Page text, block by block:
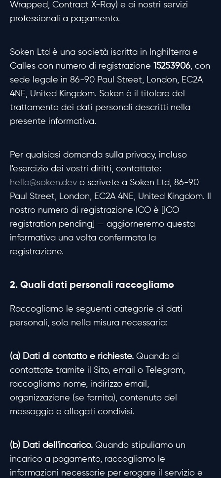
Wrapped, Contract X-Ray) e ai nostri servizi
professionali a pagamento.
Soken Ltd è una società iscritta in Inghilterra e
Galles con numero di registrazione 15253906, con
sede legale in 86-90 Paul Street, London, EC2A
4NE, United Kingdom. Soken è il titolare del
trattamento dei dati personali descritti nella
presente informativa.
Per qualsiasi domanda sulla privacy, incluso
l'esercizio dei vostri diritti, contattate:
hello@soken.dev o scrivete a Soken Ltd, 86-90
Paul Street, London, EC2A 4NE, United Kingdom. Il
nostro numero di registrazione ICO è [ICO
registration pending] — aggiorneremo questa
informativa una volta confermata la
registrazione.
2. Quali dati personali raccogliamo
Raccogliamo le seguenti categorie di dati
personali, solo nella misura necessaria:
(a) Dati di contatto e richieste. Quando ci
contattate tramite il Sito, email o Telegram,
raccogliamo nome, indirizzo email,
organizzazione (se fornita), contenuto del
messaggio e allegati condivisi.
(b) Dati dell'incarico. Quando stipuliamo un
incarico a pagamento, raccogliamo le
informazioni necessarie per erogare il servizio e